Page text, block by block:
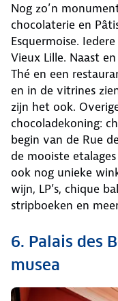
Nog zo’n
chocolaterie en
Esquermoise. Iedere
Vieux Lille. Naast
Thé en een
en in de vitrines
zijn het ook.
chocoladekoning:
begin van de Rue
de mooiste
ook nog unieke
wijn, LP’s, chique
stripboeken en
6. Palais des
musea